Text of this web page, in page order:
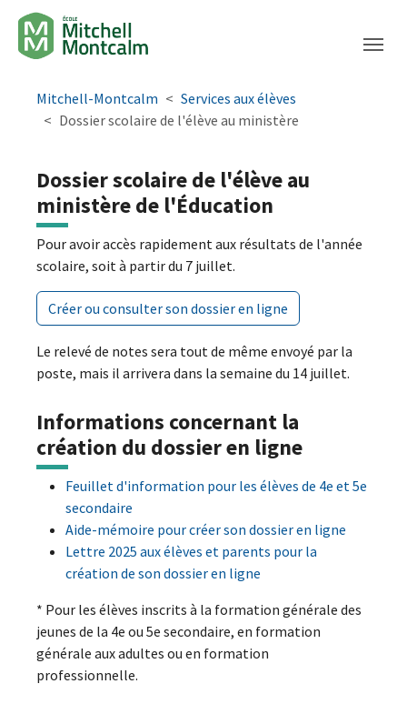
Aller à la navigation principale
Aller au contenu principal
Passer au pied de page
Mitchell-Montcalm
Services aux élèves
Dossier scolaire de l'élève au ministère
Dossier scolaire de l'élève au
ministère de l'Éducation
Pour avoir accès rapidement aux résultats de l'année
scolaire, soit à partir du 7 juillet.
Créer ou consulter son dossier en ligne
Le relevé de notes sera tout de même envoyé par la
poste, mais il arrivera dans la semaine du 14 juillet.
Informations concernant la
création du dossier en ligne
Feuillet d'information pour les élèves de 4e et 5e
secondaire
Aide-mémoire pour créer son dossier en ligne
Lettre 2025 aux élèves et parents pour la
création de son dossier en ligne
* Pour les élèves inscrits à la formation générale des
jeunes de la 4e ou 5e secondaire, en formation
générale aux adultes ou en formation
professionnelle.